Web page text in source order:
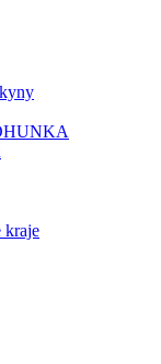
kraje